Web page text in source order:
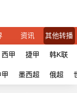
资讯 其他转播
西甲 捷甲 韩K联
甲 墨西超 俄超